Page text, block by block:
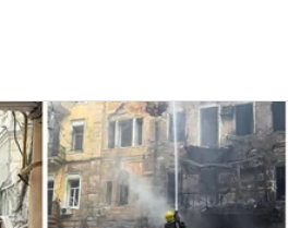
масовану атаку на Одесу:
міста, є постраждалі.
ракети та дрони